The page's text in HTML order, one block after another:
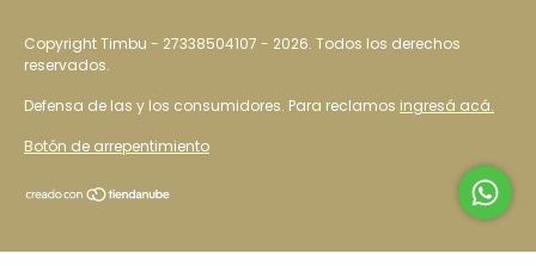
Copyright Timbu - 27338504107 - 2026. Todos los derechos
reservados.
Defensa de las y los consumidores. Para reclamos ingresá acá.
Botón de arrepentimiento